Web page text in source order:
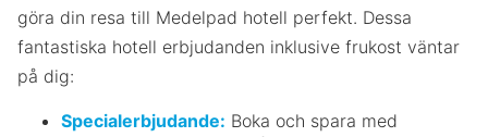
göra din resa till Medelpad hotell perfekt. Dessa
fantastiska hotell erbjudanden inklusive frukost väntar
på dig:
Specialerbjudande: Boka och spara med